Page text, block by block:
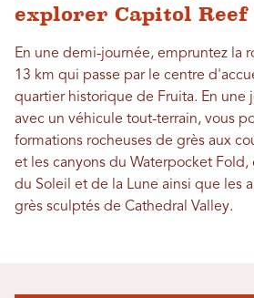
explorer Capitol Reef
En une demi-journée, empruntez la
13 km qui passe par le centre
quartier historique de Fruita. En une
avec un véhicule tout-terrain, vous
formations rocheuses de grès aux
et les canyons du Waterpocket Fold,
du Soleil et de la Lune ainsi que les
grès sculptés de Cathedral Valley.